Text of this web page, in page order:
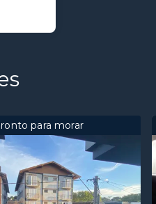
para morar